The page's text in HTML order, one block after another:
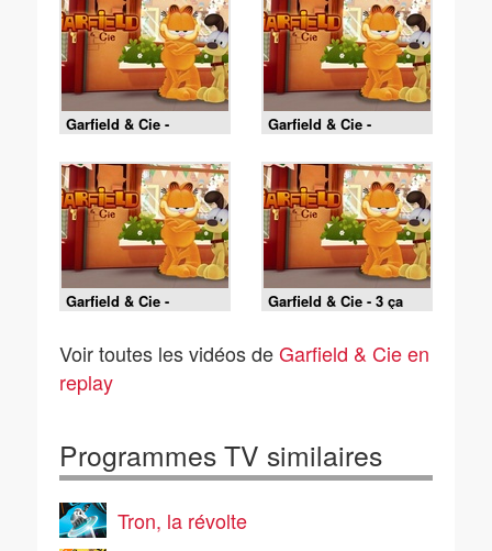
Garfield & Cie -
Ensorcelés : la course
contre la sorcière
Garfield & Cie -
Ensorcelés : la
sorcière au cœur de
pierre
Garfield & Cie -
Ensorcelés : à l'école
Garfield & Cie - 3 ça
suffit
Voir toutes les vidéos deGarfield & Cie en
replay
Programmes TV similaires
Tron, la révolte